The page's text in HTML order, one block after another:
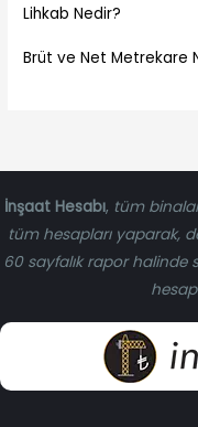
Lihkab Nedir?
Brüt ve Net Metrekare
İnşaat Hesabı, tüm
tüm hesapları yaparak,
60 sayfalık rapor halinde